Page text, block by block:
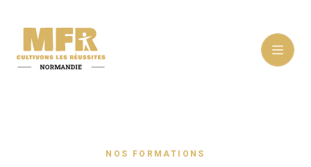
NOS FORMATIONS